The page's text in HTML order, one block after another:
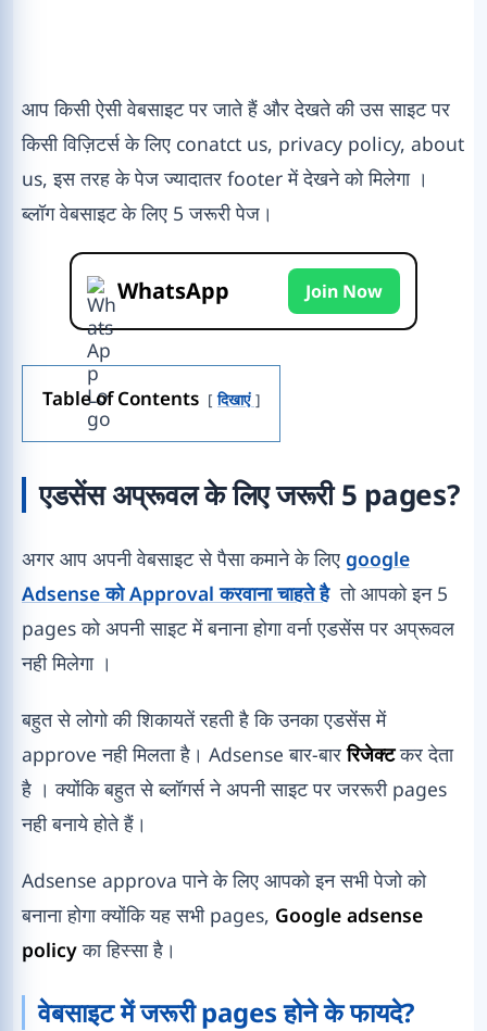
आप किसी ऐसी वेबसाइट पर जाते हैं और देखते की उस साइट पर
किसी विज़िटर्स के लिए conatct us, privacy policy, about
us, इस तरह के पेज ज्यादातर footer में देखने को मिलेगा ।
ब्लॉग वेबसाइट के लिए 5 जरूरी पेज।
WhatsApp Join Now
Table of Contents दिखाएं
एडसेंस अप्रूवल के लिए जरूरी 5 pages?
अगर आप अपनी वेबसाइट से पैसा कमाने के लिए google
Adsense को Approval करवाना चाहते हैतो आपको इन 5
pages को अपनी साइट में बनाना होगा वर्ना एडसेंस पर अप्रूवल
नही मिलेगा ।
बहुत से लोगो की शिकायतें रहती है कि उनका एडसेंस में
approve नही मिलता है। Adsense बार-बाररिजेक्टकर देता
है । क्योंकि बहुत से ब्लॉगर्स ने अपनी साइट पर जररूरी pages
नही बनाये होते हैं।
Adsense approva पाने के लिए आपको इन सभी पेजो को
बनाना होगा क्योंकि यह सभी pages, Google adsense
policyका हिस्सा है।
वेबसाइट में जरूरी pages होने के फायदे?